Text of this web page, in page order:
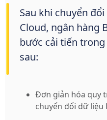
Sau khi chuyển
Cloud, ngân hàng
bước cải tiến
sau:
Đơn giản hóa quy
chuyển đổi dữ liệu